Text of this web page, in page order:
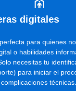
digitales
para quienes
o habilidades
necesitas tu
para iniciar el
técnicas.